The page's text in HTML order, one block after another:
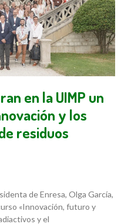
en la UIMP un
y los
residuos
de Enresa, Olga García,
«Innovación, futuro y
y el